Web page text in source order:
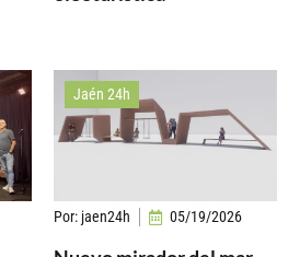
Jaén 24h
Por: jaen24h 05/19/2026